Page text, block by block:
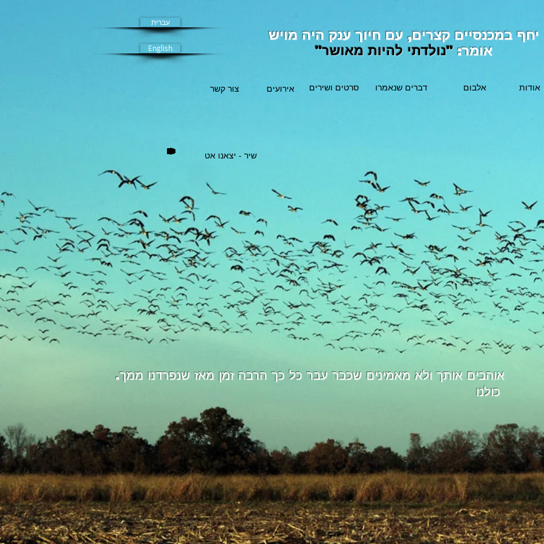
עברית
English
יחף במכנסיים קצרים, עם חיוך ענק היה מויש
אומר: "נולדתי להיות מאושר"
צור קשר אירועים סרטים ושירים דברים שנאמרו אלבום אודות
אוהבים אותך ולא מאמינים שכבר עבר כל כך הרבה זמן מאז שנפרדנו ממך.
כולנו
שיר - יצאנו אט